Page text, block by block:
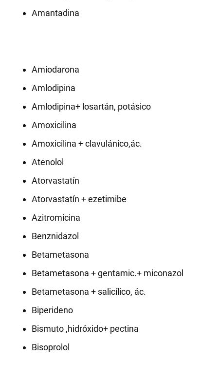
Amantadina
Amiodarona
Amlodipina
Amlodipina+ losartán, potásico
Amoxicilina
Amoxicilina + clavulánico,ác.
Atenolol
Atorvastatín
Atorvastatín + ezetimibe
Azitromicina
Benznidazol
Betametasona
Betametasona + gentamic.+ miconazol
Betametasona + salicílico, ác.
Biperideno
Bismuto ,hidróxido+ pectina
Bisoprolol